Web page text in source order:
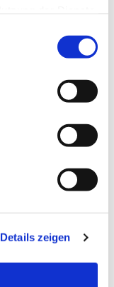
Details zeigen